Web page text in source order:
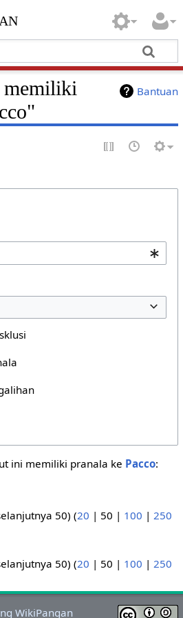
Bantuan
memiliki
ini memiliki pranala ke Pacco:
50) (20 | 50 | 100 | 250
50) (20 | 50 | 100 | 250
WikiPangan